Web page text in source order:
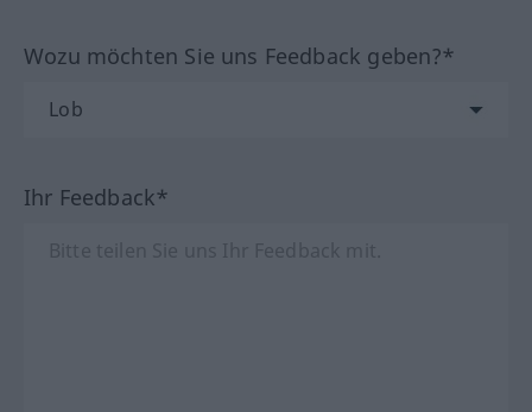
Wozu möchten Sie uns Feedback geben?*
Ihr Feedback*